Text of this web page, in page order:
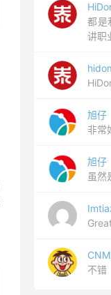
都是
讲职
旭仔
非常
旭仔
虽然
不错